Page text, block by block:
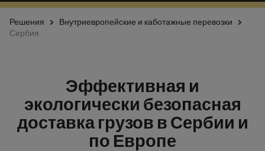
Решения
Внутриевропейские и каботажные перевозки
Сербия
Эффективная и
экологически безопасная
доставка грузов в Сербии и
по Европе